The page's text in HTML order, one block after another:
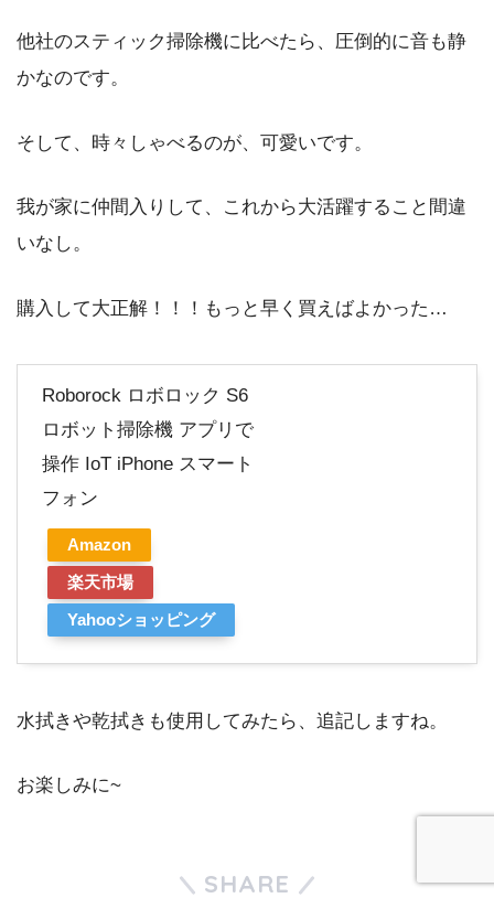
他社のスティック掃除機に比べたら、圧倒的に音も静
かなのです。
そして、時々しゃべるのが、可愛いです。
我が家に仲間入りして、これから大活躍すること間違
いなし。
購入して大正解！！！もっと早く買えばよかった…
Roborock ロボロック S6
ロボット掃除機 アプリで
操作 IoT iPhone スマート
フォン
Amazon
楽天市場
Yahooショッピング
水拭きや乾拭きも使用してみたら、追記しますね。
お楽しみに~
SHARE